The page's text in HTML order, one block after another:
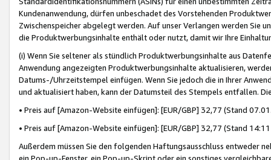
Kundenanwendung, dürfen unbeschadet des Vorstehenden
Zwischenspeicher abgelegt werden. Auf unser Verlangen werden Sie
die Produktwerbungsinhalte enthält oder nutzt, damit wir Ihre
(i) Wenn Sie seltener als stündlich Produktwerbungsinhalte aus
Anwendung angezeigten Produktwerbungsinhalte aktualisieren,
Datums-/Uhrzeitstempel einfügen. Wenn Sie jedoch die in Ihrer
und aktualisiert haben, kann der Datumsteil des Stempels entfallen.
• Preis auf [Amazon-Website einfügen]: [EUR/GBP] 32,77 (Stand
• Preis auf [Amazon-Website einfügen]: [EUR/GBP] 32,77 (Stand
Außerdem müssen Sie den folgenden Haftungsausschluss entweder
ein Pop-up-Fenster, ein Pop-up-Skript oder ein sonstiges